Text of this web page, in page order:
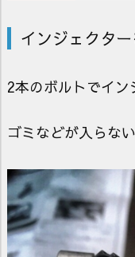
インジェクター
2本のボルトでイン
ゴミなどが入らな